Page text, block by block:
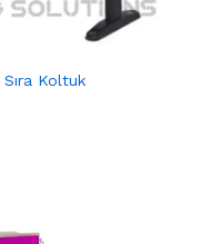
Koltuk